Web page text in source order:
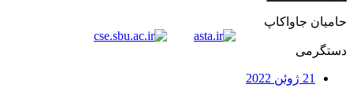
حامیان جاواکاپ
دستگرمی
21 ژوئن 2022